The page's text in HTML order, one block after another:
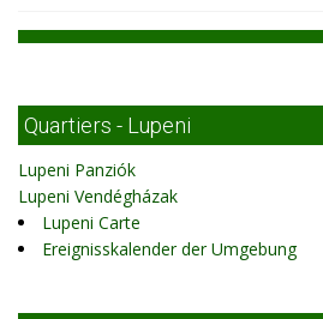
Quartiers - Lupeni
Lupeni Panziók
Lupeni Vendégházak
Lupeni Carte
Ereignisskalender der Umgebung